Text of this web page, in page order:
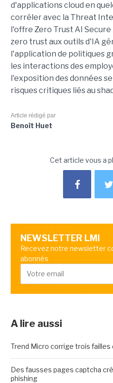
d'applications cloud en
corréler avec la Threat
l'offre Zero Trust AI
zero trust aux outils d'IA
l'application de politiques
les interactions des
l'exposition des données
risques critiques liés au
Article rédigé par
Benoît Huet
Cet article vous a
NEWSLETTER LMI
Recevez notre newsletter
abonnés
A lire aussi
Trend Micro corrige trois failles
Des fausses pages captcha
phishing